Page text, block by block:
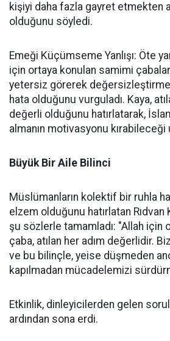
kişiyi daha fazla gayret etmekten
olduğunu söyledi.
Emeği Küçümseme Yanlışı: Öte
için ortaya konulan samimi
yetersiz görerek
hata olduğunu vurguladı. Kaya,
değerli olduğunu hatırlatarak,
almanın motivasyonu kırabileceği
Büyük Bir Aile Bilinci
Müslümanların kolektif bir ruhla
elzem olduğunu hatırlatan Rıdvan
şu sözlerle tamamladı: "Allah için
çaba, atılan her adım değerlidir.
ve bu bilinçle, yeise düşmeden
kapılmadan mücadelemizi
Etkinlik, dinleyicilerden gelen
ardından sona erdi.